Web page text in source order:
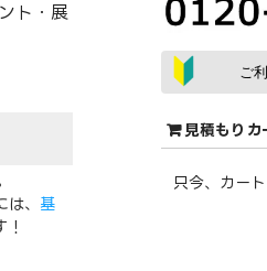
ト・展
、 基
ご
見積もりカ
只今、カー